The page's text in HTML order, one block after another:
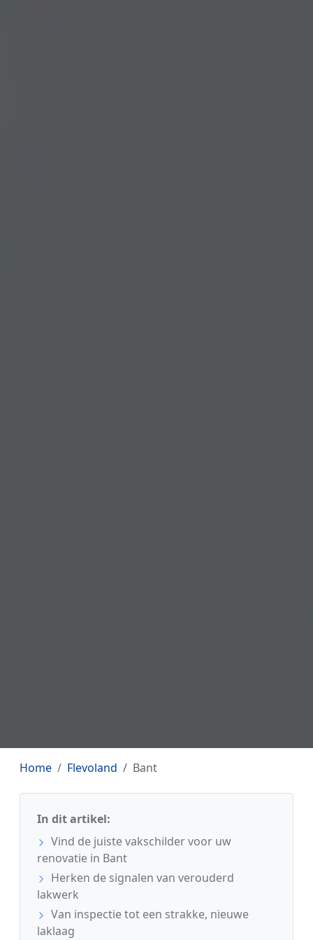
Home Flevoland Bant
In dit artikel:
Vind de juiste vakschilder voor uw
renovatie in Bant
Herken de signalen van verouderd
lakwerk
Van inspectie tot een strakke, nieuwe
laklaag